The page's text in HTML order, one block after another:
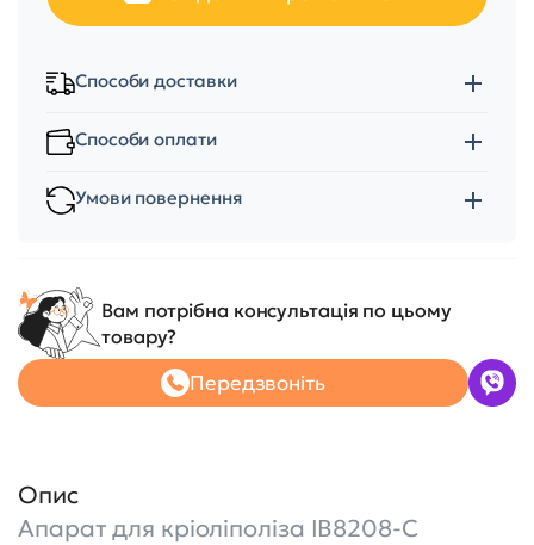
Способи доставки
Способи оплати
Умови повернення
Вам потрібна консультація по цьому
товару?
Передзвоніть
Опис
Апарат для кріоліполіза IB8208-C